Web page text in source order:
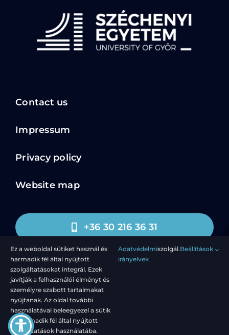
Contact us
Impressum
Privacy policy
Website map
+36 30 216 36 31
nextgenlearn@sze.hu
© 2024 - 2026 - Széchenyi István University - All rights
reserved
Ez a weboldal sütiket használ és
harmadik fél által nyújtott
szolgáltatásokat integrál. Ezek
javítják a felhasználói élményt és
személyre szabott tartalmakat
nyújtanak. Az oldal további
használatával beleegyezel a sütik
és harmadik fél által nyújtott
szolgáltatások használatába.
Adatvédelmi
irányelvek
szolgál.Beállítások